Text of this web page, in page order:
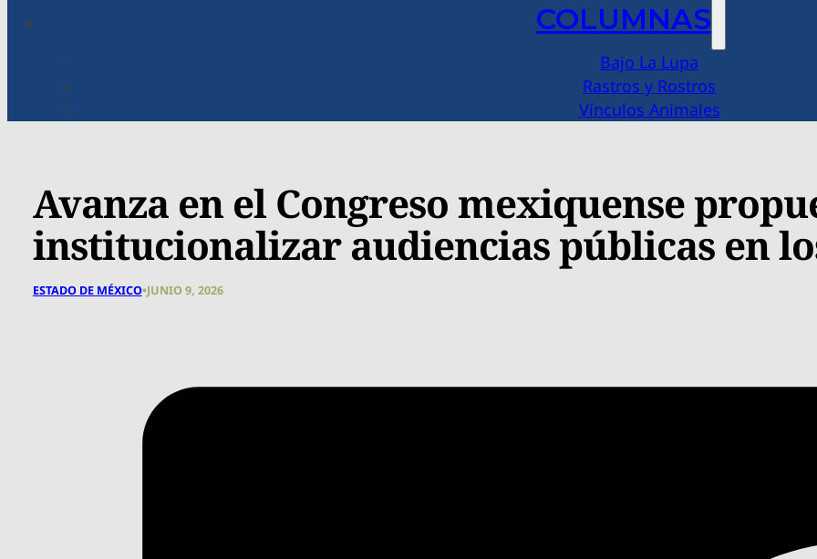
COLUMNAS
Bajo La Lupa
Rastros y Rostros
Vínculos Animales
Avanza en el Congreso mexiquense
institucionalizar audiencias públicas en
ESTADO DE MÉXICO•JUNIO 9, 2026